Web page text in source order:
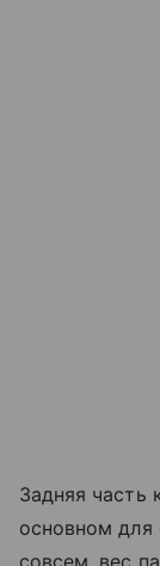
Задняя
основном для
совсем, вес